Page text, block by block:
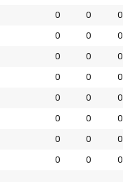
0 0 0
0 0 0
0 0 0
0 0 0
0 0 0
0 0 0
0 0 0
0 0 0